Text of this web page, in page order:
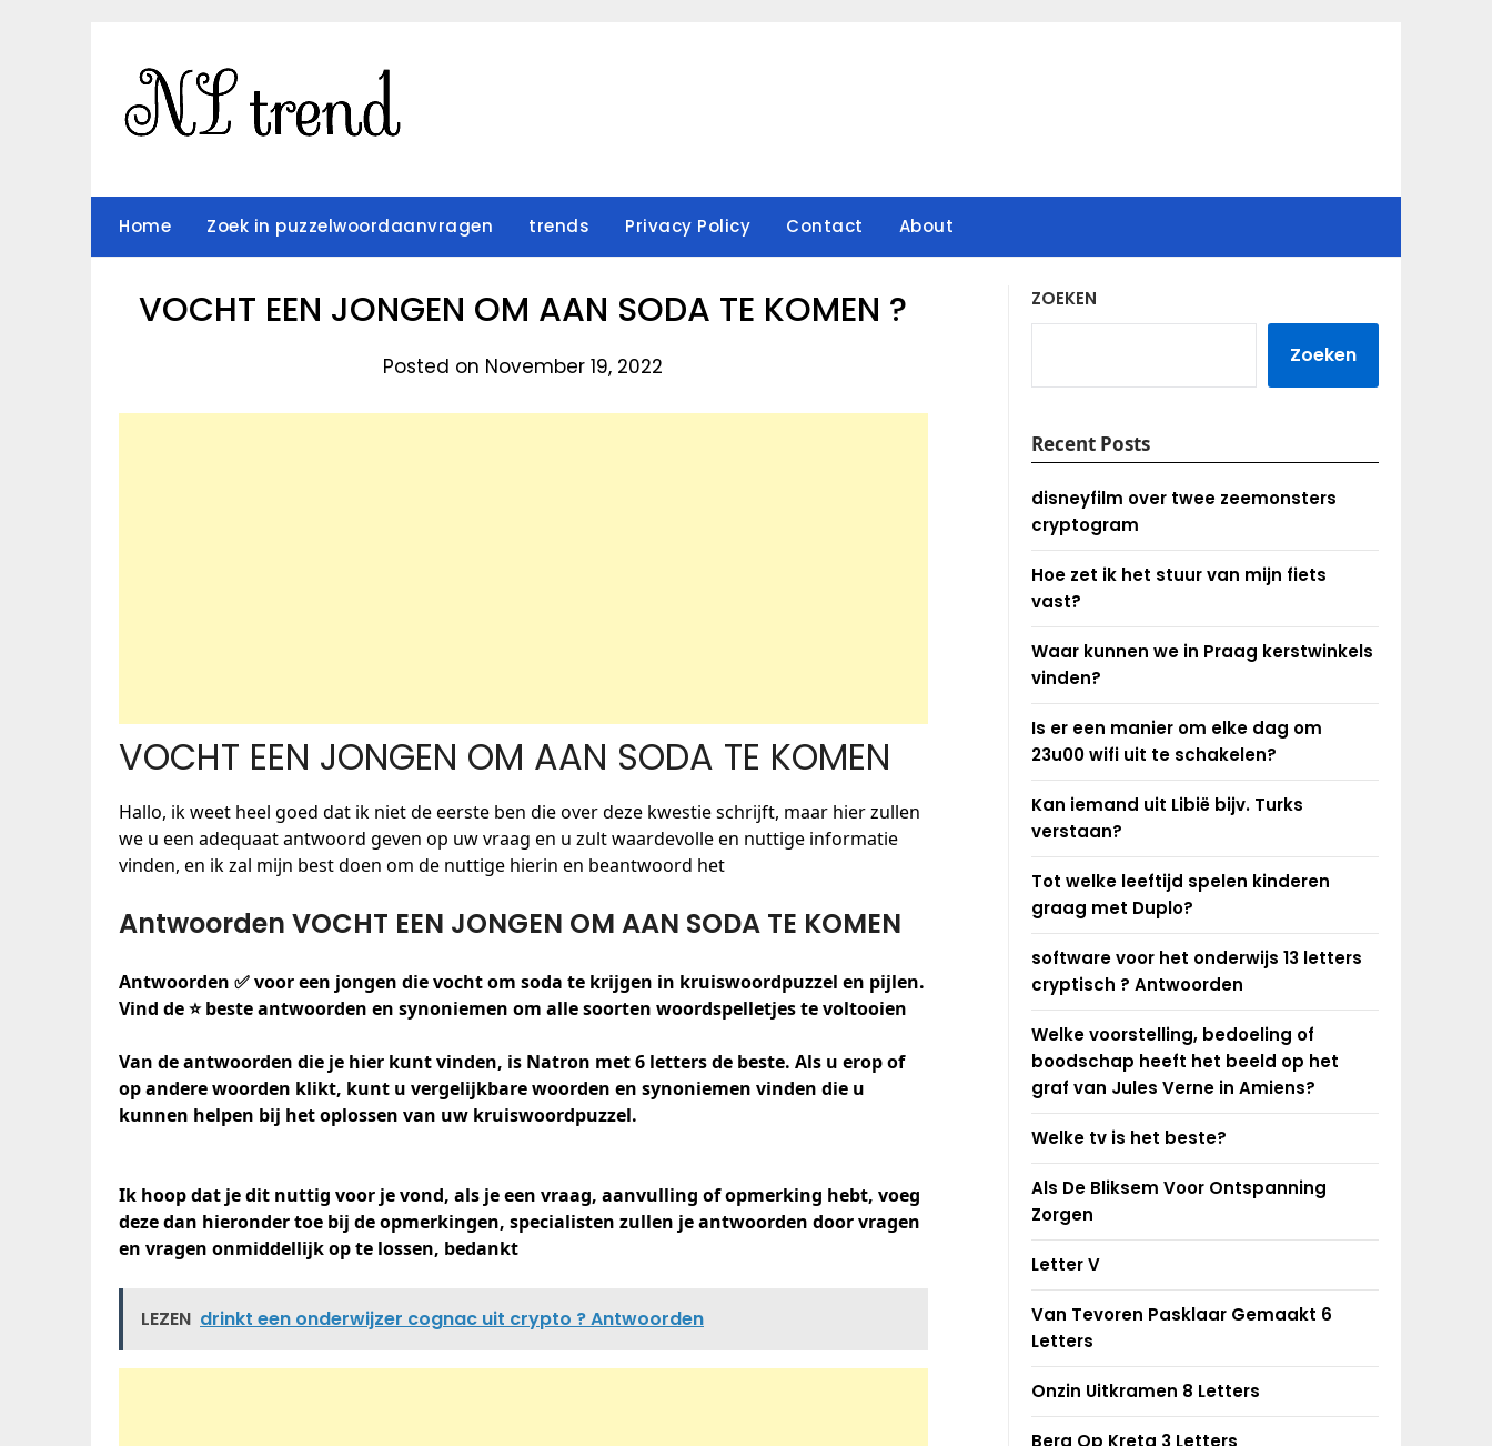
Home Zoek in puzzelwoordaanvragen trends Privacy Policy Contact About
VOCHT EEN JONGEN OM AAN SODA TE KOMEN ?
Posted on November 19, 2022
VOCHT EEN JONGEN OM AAN SODA TE KOMEN
Hallo, ik weet heel goed dat ik niet de eerste ben die over deze kwestie schrijft, maar hier zullen
we u een adequaat antwoord geven op uw vraag en u zult waardevolle en nuttige informatie
vinden, en ik zal mijn best doen om de nuttige hierin en beantwoord het
Antwoorden VOCHT EEN JONGEN OM AAN SODA TE KOMEN
Antwoorden ✅ voor een jongen die vocht om soda te krijgen in kruiswoordpuzzel en pijlen.
Vind de ⭐ beste antwoorden en synoniemen om alle soorten woordspelletjes te voltooien
Van de antwoorden die je hier kunt vinden, is Natron met 6 letters de beste. Als u erop of
op andere woorden klikt, kunt u vergelijkbare woorden en synoniemen vinden die u
kunnen helpen bij het oplossen van uw kruiswoordpuzzel.
Ik hoop dat je dit nuttig voor je vond, als je een vraag, aanvulling of opmerking hebt, voeg
deze dan hieronder toe bij de opmerkingen, specialisten zullen je antwoorden door vragen
en vragen onmiddellijk op te lossen, bedankt
LEZEN drinkt een onderwijzer cognac uit crypto ? Antwoorden
ZOEKEN
Zoeken
Recent Posts
disneyfilm over twee zeemonsters
cryptogram
Hoe zet ik het stuur van mijn fiets
vast?
Waar kunnen we in Praag kerstwinkels
vinden?
Is er een manier om elke dag om
23u00 wifi uit te schakelen?
Kan iemand uit Libië bijv. Turks
verstaan?
Tot welke leeftijd spelen kinderen
graag met Duplo?
software voor het onderwijs 13 letters
cryptisch ? Antwoorden
Welke voorstelling, bedoeling of
boodschap heeft het beeld op het
graf van Jules Verne in Amiens?
Welke tv is het beste?
Als De Bliksem Voor Ontspanning
Zorgen
Letter V
Van Tevoren Pasklaar Gemaakt 6
Letters
Onzin Uitkramen 8 Letters
Berg Op Kreta 3 Letters